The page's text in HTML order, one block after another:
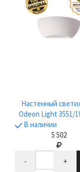
Настенный
Odeon Light 3551/
В наличии
5 502
- +